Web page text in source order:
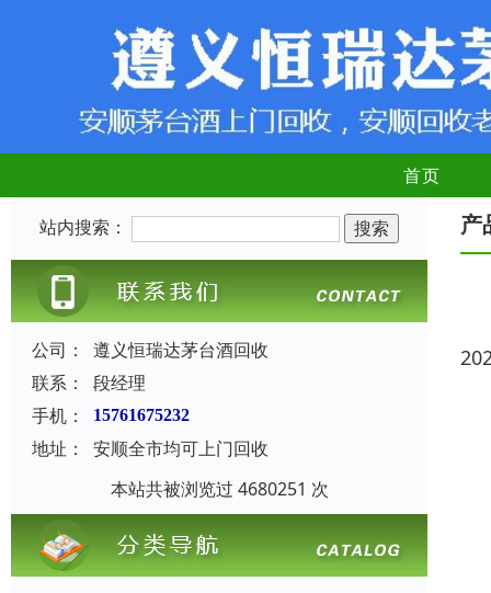
首页
站内搜索：
公司：
遵义恒瑞达茅台酒回收
联系：
段经理
手机：
15761675232
地址：
安顺全市均可上门回收
本站共被浏览过 4680251 次
产